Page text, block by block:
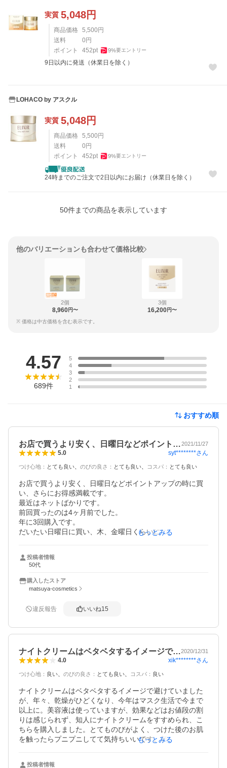
実質 5,048円
商品価格 5,500 円
送料
0 円
ポイント
452pt 9%要エントリー
9日以内に発送（休業日を除く）
LOHACO by アスクル
実質 5,048円
商品価格 5,500 円
送料
0 円
ポイント
452pt 9%要エントリー
24時までのご注文で2日以内にお届け（休業日を除く）
50件までの商品を表示しています
他のバリエーションも合わせて価格比較
2個
8,960円〜
3個
16,200円〜
※ 価格は中古価格を含む表示です。
4.57
689件
5
4
3
2
1
おすすめ順
お店で買うより安く、日曜日などポイント…2021/11/27
5.0 syt********さん
つけ心地 ： とても良い のびの良さ ： とても良い コスパ ： とても良い
お店で買うより安く、日曜日などポイントアップの時に買
い、さらにお得感満載です。
最近はネットばかりです。
前回買ったのは4ヶ月前でした。
年に3回購入です。
だいたい日曜日に買い、木、金曜日くらいにつきます。
ふくようなこともなく、乾燥して痛いと言うこともなく、
使い心地はとても良いです。
もう手放せないです。
今後もリピート買いです。
もっとみる
投稿者情報
50代
購入したストア
matsuya-cosmetics
違反報告 いいね15
ナイトクリームはベタベタするイメージで…2020/12/31
4.0 xik********さん
つけ心地 ： 良い のびの良さ ： とても良い コスパ ： 良い
ナイトクリームはベタベタするイメージで避けていました
が、年々、乾燥がひどくなり、今年はマスク生活で今まで
以上に。美容液は使っていますが、効果などはお値段の割
りは感じられず、知人にナイトクリームをすすめられ、こ
ちらを購入しました。とてものびがよく、つけた後のお肌
を触ったらプニプニしてて気持ちいいです。朝の洗顔後も
もっとみる
投稿者情報